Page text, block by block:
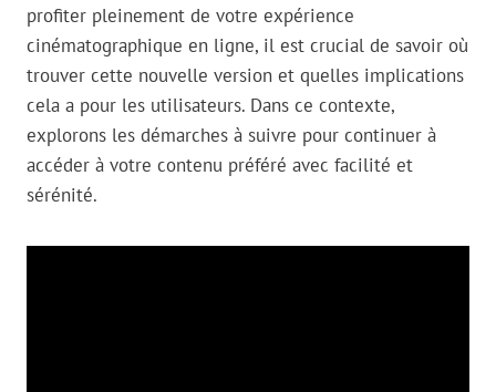
profiter pleinement de votre expérience
cinématographique en ligne, il est crucial de savoir où
trouver cette nouvelle version et quelles implications
cela a pour les utilisateurs. Dans ce contexte,
explorons les démarches à suivre pour continuer à
accéder à votre contenu préféré avec facilité et
sérénité.